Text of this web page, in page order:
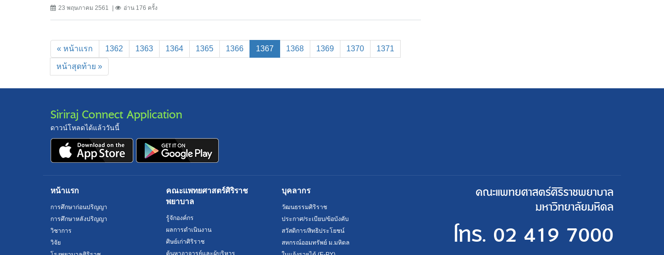
23 พฤษภาคม 2561 อ่าน 176 ครั้ง
« หน้าแรก 1362 1363 1364 1365 1366 1367 (current)
1368 1369 1370 1371
หน้าสุดท้าย »
Siriraj Connect Application
ดาวน์โหลดได้แล้ววันนี้
หน้าแรก
การศึกษาก่อนปริญญา
การศึกษาหลังปริญญา
วิชาการ
วิจัย
คณะแพทยศาสตร์ศิริราช
พยาบาล
รู้จักองค์กร
ผลการดำเนินงาน
ศิษย์เก่าศิริราช
ค้นหาอาจารย์และผู้บริหาร
บุคลากร
วัฒนธรรมศิริราช
ประกาศ/ระเบียบ/ข้อบังคับ
สวัสดิการ/สิทธิประโยชน์
สหกรณ์ออมทรัพย์ ม.มหิดล
คณะแพทยศาสตร์ศิริราชพยาบาล
มหาวิทยาลัยมหิดล
โทร. 02 419 7000